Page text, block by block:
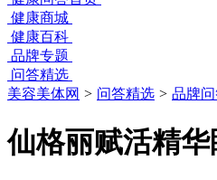
健康商城
健康百科
品牌专题
问答精选
美容美体网 > 问答精选 > 品牌
仙格丽赋活精